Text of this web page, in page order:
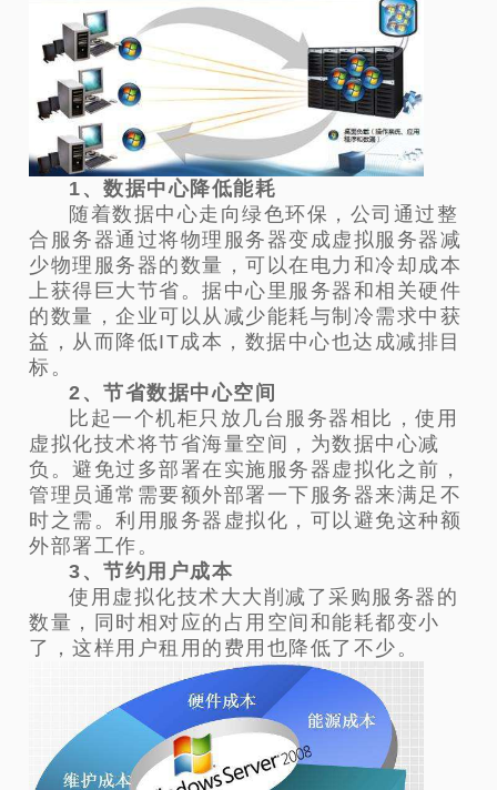
1、数据中心降低能耗
随着数据中心走向绿色环保，公司通过整
合服务器通过将物理服务器变成虚拟服务器减
少物理服务器的数量，可以在电力和冷却成本
上获得巨大节省。据中心里服务器和相关硬件
的数量，企业可以从减少能耗与制冷需求中获
益，从而降低IT成本，数据中心也达成减排目
标。
2、节省数据中心空间
比起一个机柜只放几台服务器相比，使用
虚拟化技术将节省海量空间，为数据中心减
负。避免过多部署在实施服务器虚拟化之前，
管理员通常需要额外部署一下服务器来满足不
时之需。利用服务器虚拟化，可以避免这种额
外部署工作。
3、节约用户成本
使用虚拟化技术大大削减了采购服务器的
数量，同时相对应的占用空间和能耗都变小
了，这样用户租用的费用也降低了不少。